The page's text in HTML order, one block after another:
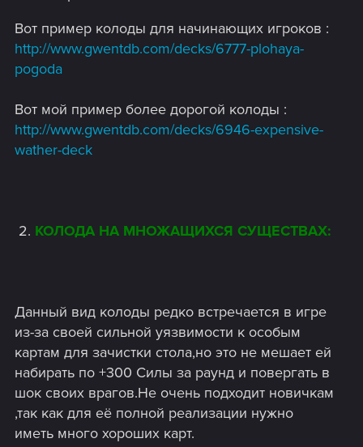
Вот пример колоды для начинающих игроков :
http://www.gwentdb.com/decks/6777-plohaya-
pogoda
Вот мой пример более дорогой колоды :
http://www.gwentdb.com/decks/6946-expensive-
wather-deck
​ 2. КОЛОДА НА МНОЖАЩИХСЯ СУЩЕСТВАХ:
Данный вид колоды редко встречается в игре
из-за своей сильной уязвимости к особым
картам для зачистки стола,но это не мешает ей
набирать по +300 Силы за раунд и повергать в
шок своих врагов.Не очень подходит новичкам
,так как для её полной реализации нужно
иметь много хороших карт.